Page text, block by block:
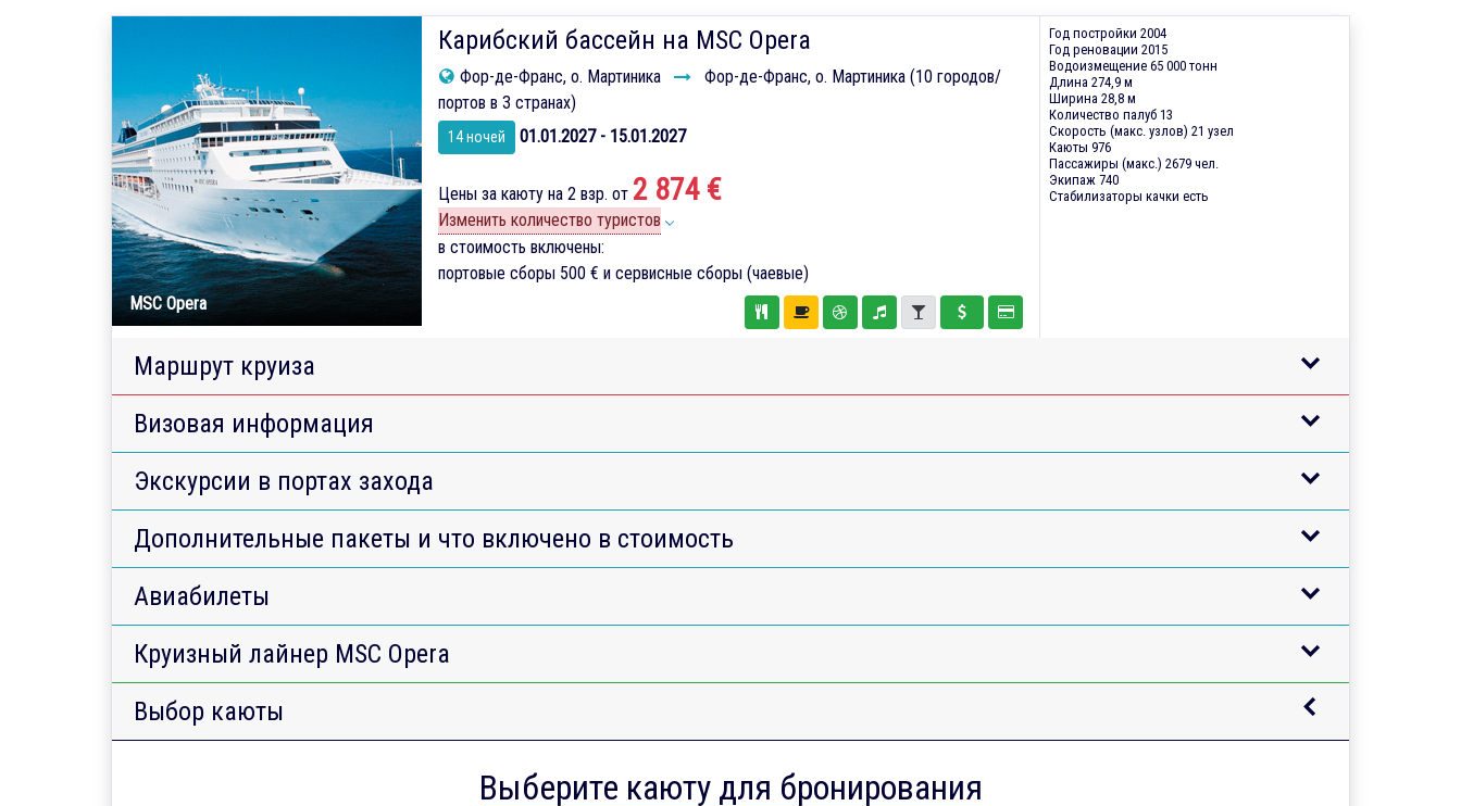
MSC Opera
Карибский бассейн на MSC Opera
Фор-де-Франс, о. Мартиника
Фор-де-Франс, о. Мартиника (10 городов/
портов в 3 странах)
14 ночей 01.01.2027 - 15.01.2027
Цены за каюту на 2 взр. от 2 874 €
Изменить количество туристов
в стоимость включены:
портовые сборы 500 € и сервисные сборы (чаевые)
Год постройки 2004
Год реновации 2015
Водоизмещение 65 000 тонн
Длина 274,9 м
Ширина 28,8 м
Количество палуб 13
Скорость (макс. узлов) 21 узел
Каюты 976
Пассажиры (макс.) 2679 чел.
Экипаж 740
Стабилизаторы качки есть
Маршрут круиза
Визовая информация
Экскурсии в портах захода
Дополнительные пакеты и что включено в стоимость
Авиабилеты
Круизный лайнер MSC Opera
Выбор каюты
Выберите каюту для бронирования